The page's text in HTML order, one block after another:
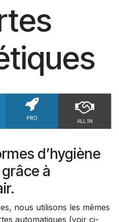
d’hygiène
à
nous utilisons les mêmes
automatiques (voir ci-